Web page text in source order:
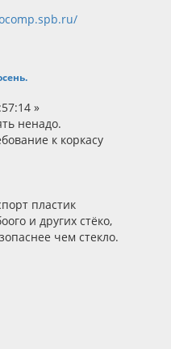
»
ненадо.
к коркасу
пластик
и других стёко,
чем стекло.